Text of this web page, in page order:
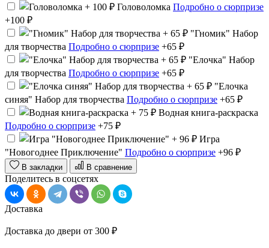
Головоломка Подробно о сюрпризе
+100 ₽
"Гномик" Набор
для творчества Подробно о сюрпризе +65 ₽
"Елочка" Набор
для творчества Подробно о сюрпризе +65 ₽
"Елочка
синяя" Набор для творчества Подробно о сюрпризе +65 ₽
Водная книга-раскраска
Подробно о сюрпризе +75 ₽
Игра
"Новогоднее Приключение" Подробно о сюрпризе +96 ₽
В закладки В сравнение
Поделитесь в соцсетях
Доставка
Доставка до двери от 300 ₽